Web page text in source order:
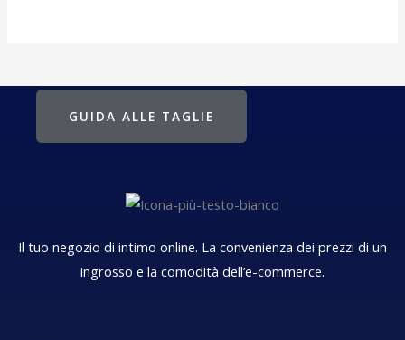
GUIDA ALLE TAGLIE
Il tuo negozio di intimo online. La convenienza dei prezzi di un
ingrosso e la comodità dell’e-commerce.